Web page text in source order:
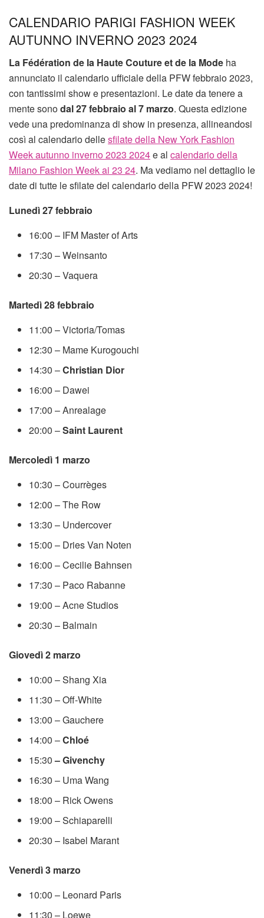
CALENDARIO PARIGI FASHION WEEK
AUTUNNO INVERNO 2023 2024
La Fédération de la Haute Couture et de la Mode ha
annunciato il calendario ufficiale della PFW febbraio 2023,
con tantissimi show e presentazioni. Le date da tenere a
mente sonodal 27 febbraio al 7 marzo. Questa edizione
vede una predominanza di show in presenza, allineandosi
così al calendario dellesfilate della New York Fashion
Week autunno inverno 2023 2024e al calendario della
Milano Fashion Week ai 23 24. Ma vediamo nel dettaglio le
date di tutte le sfilate del calendario della PFW 2023 2024!
Lunedì 27 febbraio
16:00 – IFM Master of Arts
17:30 – Weinsanto
20:30 – Vaquera
Martedì 28 febbraio
11:00 – Victoria/Tomas
12:30 – Mame Kurogouchi
14:30 –Christian Dior
16:00 – Dawei
17:00 – Anrealage
20:00 –Saint Laurent
Mercoledì 1 marzo
10:30 – Courrèges
12:00 – The Row
13:30 – Undercover
15:00 – Dries Van Noten
16:00 – Cecilie Bahnsen
17:30 – Paco Rabanne
19:00 – Acne Studios
20:30 – Balmain
Giovedì 2 marzo
10:00 – Shang Xia
11:30 – Off-White
13:00 – Gauchere
14:00 –Chloé
15:30– Givenchy
16:30 – Uma Wang
18:00 – Rick Owens
19:00 – Schiaparelli
20:30 – Isabel Marant
Venerdì 3 marzo
10:00 – Leonard Paris
11:30 – Loewe